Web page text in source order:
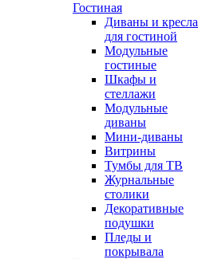
Гостиная
Диваны и кресла
для гостиной
Модульные
гостиные
Шкафы и
стеллажи
Модульные
диваны
Мини-диваны
Витрины
Тумбы для ТВ
Журнальные
столики
Декоративные
подушки
Пледы и
покрывала